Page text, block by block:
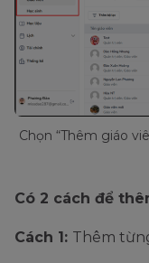
Chọn “Thêm giáo
Có 2 cách để
Cách 1: Thêm